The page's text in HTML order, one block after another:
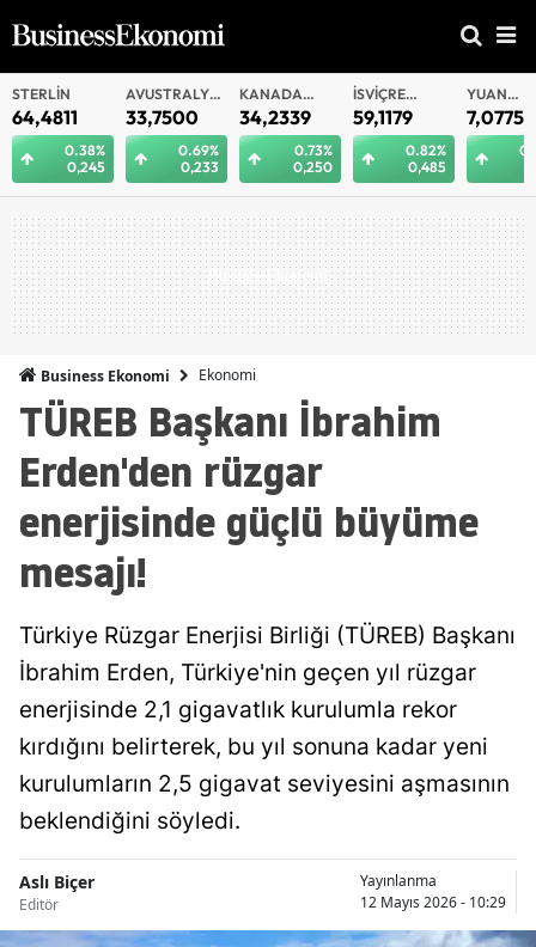
AVUSTRALYA
DOLARI
33,7500
0.69%
0,233
KANADA
DOLARI
34,2339
0.73%
0,250
İSVIÇRE
FRANKI
59,1179
0.82%
0,485
YUAN
OFFSHORE
7,0775
0.29%
0,021
YUAN
7,0812
Business Ekonomi Ekonomi
TÜREB Başkanı İbrahim
Erden'den rüzgar
enerjisinde güçlü büyüme
mesajı!
Türkiye Rüzgar Enerjisi Birliği (TÜREB) Başkanı
İbrahim Erden, Türkiye'nin geçen yıl rüzgar
enerjisinde 2,1 gigavatlık kurulumla rekor
kırdığını belirterek, bu yıl sonuna kadar yeni
kurulumların 2,5 gigavat seviyesini aşmasının
beklendiğini söyledi.
Aslı Biçer
Editör
Yayınlanma
12 Mayıs 2026 - 10:29